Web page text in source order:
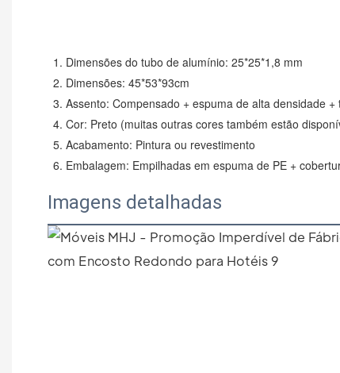
1. Dimensões do tubo de alumínio: 25*25*1,8 mm
2. Dimensões: 45*53*93cm
3. Assento: Compensado + espuma de alta densidade
4. Cor: Preto (muitas outras cores também estão
5. Acabamento: Pintura ou revestimento
6. Embalagem: Empilhadas em espuma de PE +
Imagens detalhadas